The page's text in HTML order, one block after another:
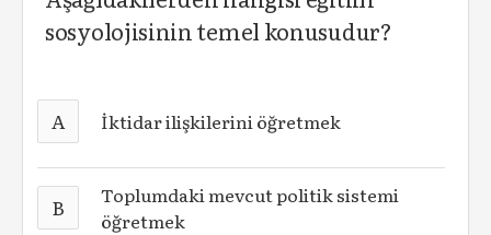
sosyolojisinin temel konusudur?
A İktidar ilişkilerini öğretmek
B
Toplumdaki mevcut politik sistemi
öğretmek